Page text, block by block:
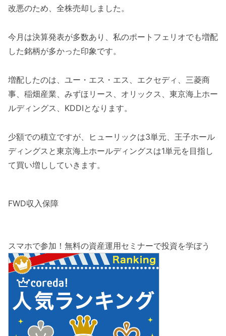
改悪のため、全株売却しました。
今月は決算発表が多数あり、私のポートフェリオでも増配
した銘柄が多かった印象です。
増配したのは、ユー・エス・エス、エクセディ、三菱商
事、稲畑産業、みずほリース、オリックス、東京海上ホー
ルディングス、KDDIとなります。
少額での積立ですが、ヒューリックは3単元、王子ホール
ディングスと東京海上ホールディングスは1単元を目指し
て買い増ししていきます。
FWD収入保障
スマホで参加！無料の資産運用セミナーで投資を学ぼう